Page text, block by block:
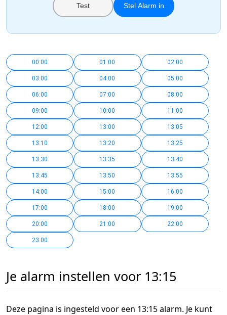
Test Stel Alarm in
00:00 01:00 02:00
03:00 04:00 05:00
06:00 07:00 08:00
09:00 10:00 11:00
12:00 13:00 13:05
13:10 13:20 13:25
13:30 13:35 13:40
13:45 13:50 13:55
14:00 15:00 16:00
17:00 18:00 19:00
20:00 21:00 22:00
23:00
Je alarm instellen voor 13:15
Deze pagina is ingesteld voor een 13:15 alarm. Je kunt